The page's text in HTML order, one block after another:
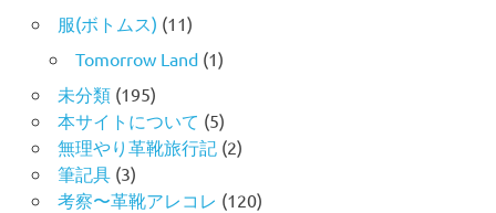
服(ボトムス) (11)
Tomorrow Land(1)
未分類(195)
本サイトについて (5)
無理やり革靴旅行記 (2)
筆記具(3)
考察〜革靴アレコレ (120)